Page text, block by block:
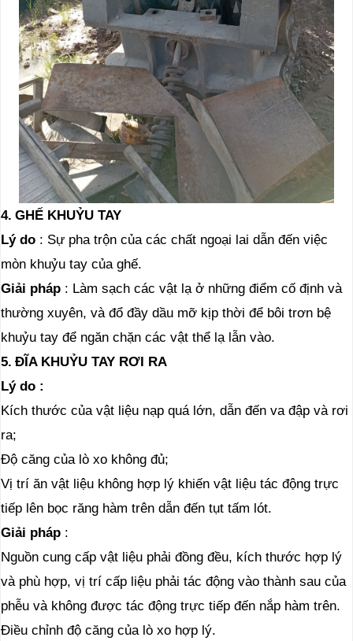
4. GHẾ KHUỶU TAY
Lý do : Sự pha trộn của các chất ngoại lai dẫn đến việc
mòn khuỷu tay của ghế.
Giải pháp : Làm sạch các vật lạ ở những điểm cố định và
thường xuyên, và đổ đầy dầu mỡ kịp thời để bôi trơn bệ
khuỷu tay để ngăn chặn các vật thể lạ lẫn vào.
5. ĐĨA KHUỶU TAY RƠI RA
Lý do :
Kích thước của vật liệu nạp quá lớn, dẫn đến va đập và rơi
ra;
Độ căng của lò xo không đủ;
Vị trí ăn vật liệu không hợp lý khiến vật liệu tác động trực
tiếp lên bọc răng hàm trên dẫn đến tụt tấm lót.
Giải pháp :
Nguồn cung cấp vật liệu phải đồng đều, kích thước hợp lý
và phù hợp, vị trí cấp liệu phải tác động vào thành sau của
phễu và không được tác động trực tiếp đến nắp hàm trên.
Điều chỉnh độ căng của lò xo hợp lý.